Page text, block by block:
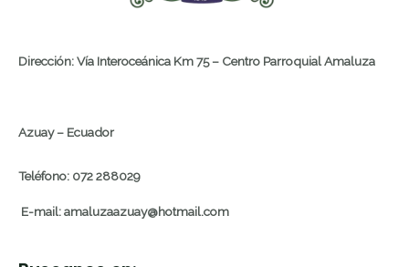
Dirección: Vía Interoceánica Km 75 – Centro Parroquial Amaluza
Azuay – Ecuador
Teléfono: 072 288029
E-mail: amaluzaazuay@hotmail.com